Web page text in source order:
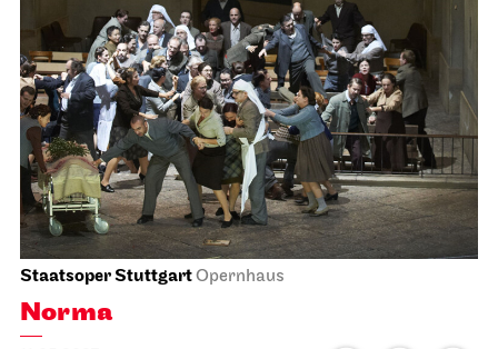
Norma
18.04.2027
18:00 - 21:15